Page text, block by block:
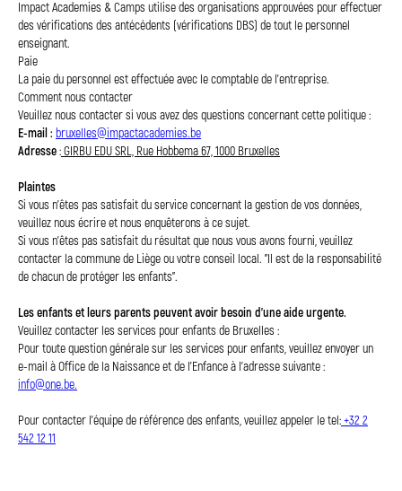
Impact Academies & Camps utilise des organisations approuvées pour effectuer
des vérifications des antécédents (vérifications DBS) de tout le personnel
enseignant.
Paie
La paie du personnel est effectuée avec le comptable de l'entreprise.
Comment nous contacter
Veuillez nous contacter si vous avez des questions concernant cette politique :
E-mail : bruxelles@impactacademies.be
Adresse:GIRBU EDU SRL, Rue Hobbema 67, 1000 Bruxelles
Plaintes
Si vous n'êtes pas satisfait du service concernant la gestion de vos données,
veuillez nous écrire et nous enquêterons à ce sujet.
Si vous n'êtes pas satisfait du résultat que nous vous avons fourni, veuillez
contacter la commune de Liège ou votre conseil local. "Il est de la responsabilité
de chacun de protéger les enfants".
Les enfants et leurs parents peuvent avoir besoin d'une aide urgente.
Veuillez contacter les services pour enfants de Bruxelles :
Pour toute question générale sur les services pour enfants, veuillez envoyer un
e-mail à Office de la Naissance et de l’Enfance à l’adresse suivante :
info@one.be.
Pour contacter l'équipe de référence des enfants, veuillez appeler le tel:+32 2
542 12 11